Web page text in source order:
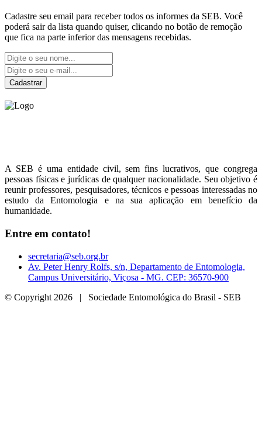
Cadastre seu email para receber todos os informes da SEB. Você
poderá sair da lista quando quiser, clicando no botão de remoção
que fica na parte inferior das mensagens recebidas.
Cadastrar
A SEB é uma entidade civil, sem fins lucrativos, que congrega
pessoas físicas e jurídicas de qualquer nacionalidade. Seu objetivo é
reunir professores, pesquisadores, técnicos e pessoas interessadas no
estudo da Entomologia e na sua aplicação em benefício da
humanidade.
Entre em contato!
secretaria@seb.org.br
Av. Peter Henry Rolfs, s/n, Departamento de Entomologia,
Campus Universitário, Viçosa - MG. CEP: 36570-900
© Copyright 2026 | Sociedade Entomológica do Brasil - SEB